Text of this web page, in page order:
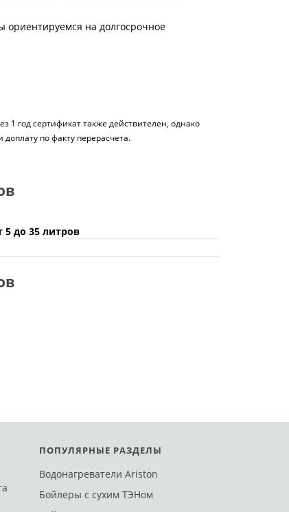
ориентируемся на долгосрочное
1 год сертификат также действителен, однако
по факту перерасчета.
5 до 35 литров
Харькове Виннице Запорожье
Доставим Новой Поштой
ПОПУЛЯРНЫЕ РАЗДЕЛЫ
Водонагреватели Ariston
Бойлеры с сухим ТЭНом